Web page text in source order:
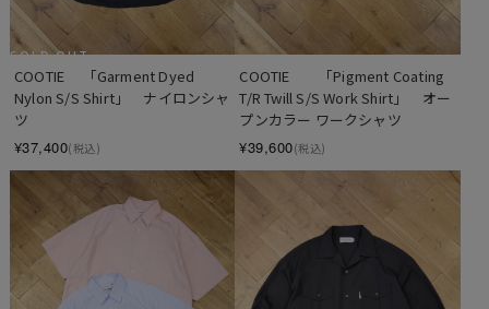
SOLD OUT
COOTIE 　「Garment Dyed
Nylon S/S Shirt」　ナイロンシャ
ツ
¥37,400(税込)
COOTIE　　「Pigment Coating
T/R Twill S/S Work Shirt」　オー
プンカラー ワークシャツ
¥39,600(税込)